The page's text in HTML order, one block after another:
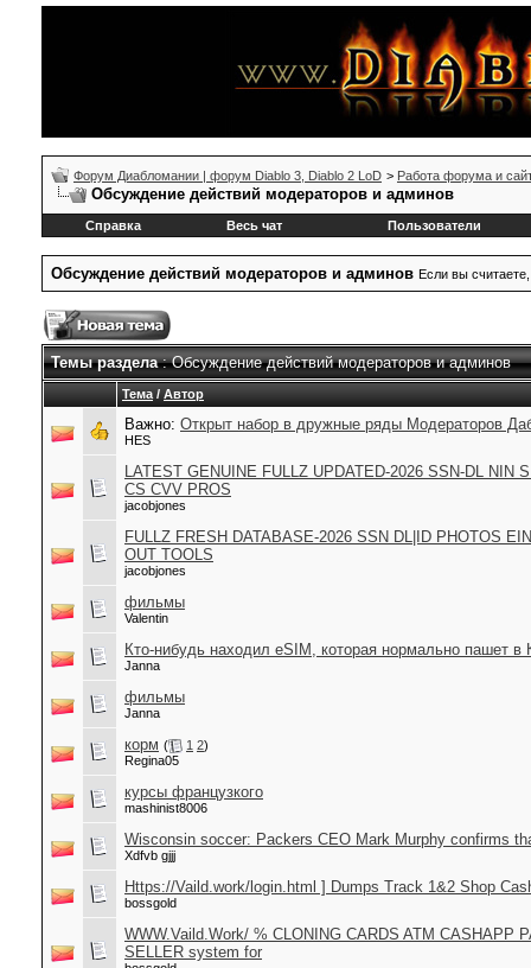
Форум Диабломании | форум Diablo 3, Diablo 2 LoD > Работа форума и
Обсуждение действий модераторов и админов
Справка Весь чат Пользователи
Обсуждение действий модераторов и админов Если вы
Темы раздела: Обсуждение действий модераторов и админов
Тема / Автор
Важно: Открыт набор в дружные ряды Модераторов
HES
LATEST GENUINE FULLZ UPDATED-2026 SSN-DL NIN
CS CVV PROS
jacobjones
FULLZ FRESH DATABASE-2026 SSN DL|ID PHOTOS
OUT TOOLS
jacobjones
фильмы
Valentin
Кто-нибудь находил eSIM, которая нормально пашет в
Janna
фильмы
Janna
корм ( 1 2)
Regina05
курсы французкого
mashinist8006
Wisconsin soccer: Packers CEO Mark Murphy confirms
Xdfvb gjjj
Https://Vaild.work/login.html ] Dumps Track 1&2 Shop
bossgold
WWW.Vaild.Work/ % CLONING CARDS ATM CASHAPP
SELLER system for